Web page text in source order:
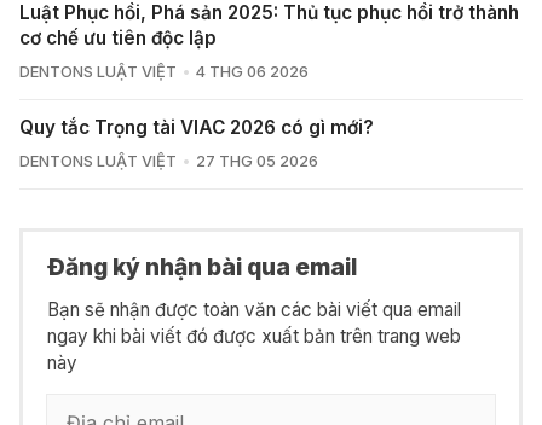
Luật Phục hồi, Phá sản 2025: Thủ tục phục hồi trở thành
cơ chế ưu tiên độc lập
DENTONS LUẬT VIỆT 4 THG 06 2026
Quy tắc Trọng tài VIAC 2026 có gì mới?
DENTONS LUẬT VIỆT 27 THG 05 2026
Đăng ký nhận bài qua email
Bạn sẽ nhận được toàn văn các bài viết qua email
ngay khi bài viết đó được xuất bản trên trang web
này